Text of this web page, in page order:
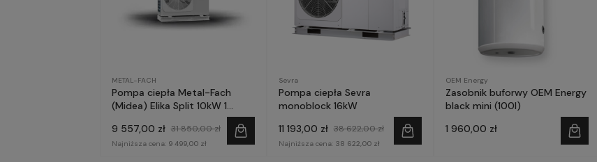
METAL-FACH
Pompa ciepła Metal-Fach
(Midea) Elika Split 10kW 1
9 557,00 zł 31 850,00 zł
Najniższa cena: 9 499,00 zł
Sevra
Pompa ciepła Sevra
monoblock 16kW
11 193,00 zł 38 622,00 zł
Najniższa cena: 38 622,00 zł
OEM Energy
Zasobnik buforwy OEM Energy
black mini (100l)
1 960,00 zł